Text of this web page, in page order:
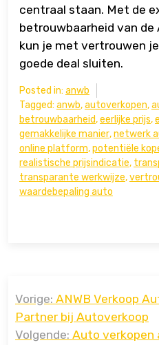
centraal staan. Met de
betrouwbaarheid van de
kun je met vertrouwen
goede deal sluiten.
Posted in: anwb
Tagged: anwb,autoverkopen,
betrouwbaarheid,eerlijke prijs,
gemakkelijke manier,netwerk
online platform,potentiële
realistische prijsindicatie,
transparante werkwijze,
waardebepaling auto
navigatie
Vorige: ANWB Verkoop
Partner bij Autoverkoop
Volgende: Auto verkopen